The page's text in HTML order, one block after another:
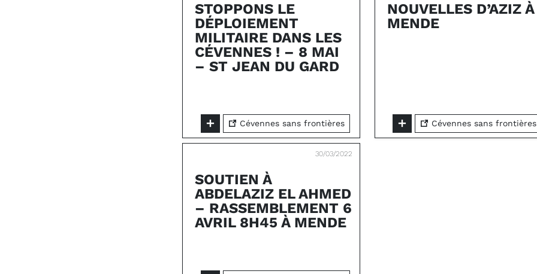
STOPPONS LE
DÉPLOIEMENT
MILITAIRE DANS LES
CÉVENNES ! – 8 MAI
– ST JEAN DU GARD
Cévennes sans frontières
NOUVELLES D’AZIZ À
MENDE
Cévennes sans frontières
30/03/2022
SOUTIEN À
ABDELAZIZ EL AHMED
– RASSEMBLEMENT 6
AVRIL 8H45 À MENDE